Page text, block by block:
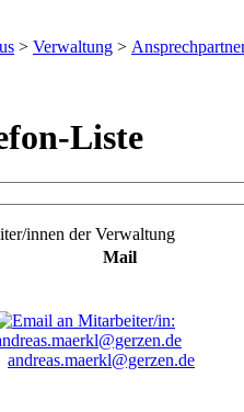
> Verwaltung >
Liste
innen der Verwaltung
Mail
andreas.maerkl@gerzen.de